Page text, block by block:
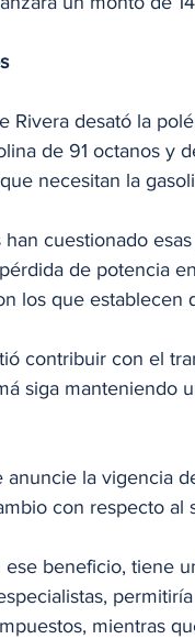
Rivera desató la
de 91 octanos y
necesitan la
cuestionado
de potencia
los que
contribuir con el
siga manteniendo
anuncie la vigencia
con respecto al
ese beneficio, tiene
mientras